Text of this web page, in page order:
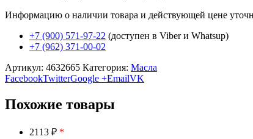
Информацию о наличии товара и действующей цене
+7 (900) 571-97-22 (доступен в Viber и Whatsup)
+7 (962) 371-00-02
Артикул: 4632665 Категория: Масла
FacebookTwitterGoogle +EmailVK
Похожие товары
2113 ₽ *